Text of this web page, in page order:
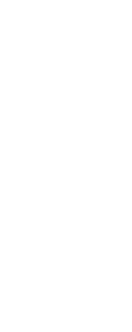
di Sinjai
Cepat